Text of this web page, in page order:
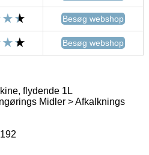
Besøg webshop
Besøg webshop
flydende 1L
Midler > Afkalknings